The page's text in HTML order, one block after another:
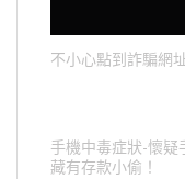
不小心點到詐騙網
手機中毒症狀-懷疑
藏有存款小偷！